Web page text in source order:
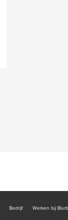
Bedrijf Werken bij Blurb